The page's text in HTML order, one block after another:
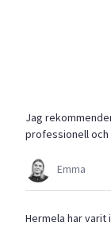
Jag
professionell och
Emma
Hermela har